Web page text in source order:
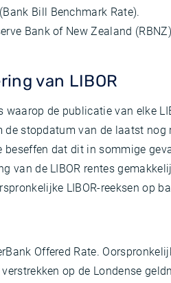
Bill Benchmark Rate).
Bank of New Zealand
van LIBOR
de publicatie van elke
stopdatum van de laatst
dat dit in sommige
van de LIBOR rentes
LIBOR-reeksen op
Offered Rate.
op de Londense